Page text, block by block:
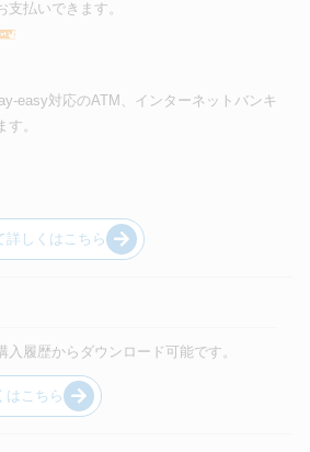
払いできます。
easy対応のATM、インターネットバンキ
。
詳しくはこちら
履歴からダウンロード可能です。
はこちら